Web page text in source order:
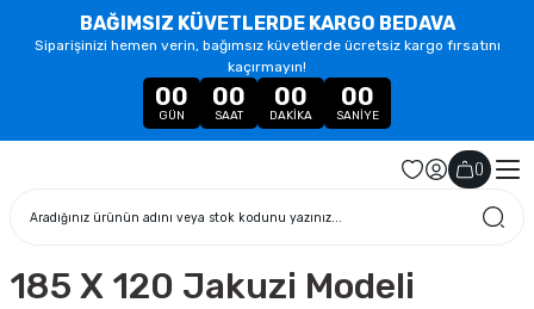
BAĞIMSIZ KÜVETLERDE KARGO BEDAVA
Siparişinizi hemen verin, bağımsız küvetlerde ücretsiz kargo fırsatını
kaçırmayın!
00
GÜN
00
SAAT
00
DAKIKA
00
SANIYE
()
185 X 120 Jakuzi Modeli